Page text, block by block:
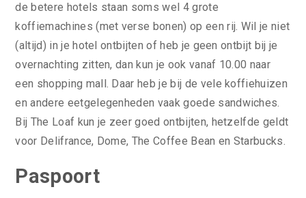
de betere hotels staan soms wel 4 grote
koffiemachines (met verse bonen) op een rij. Wil je niet
(altijd) in je hotel ontbijten of heb je geen ontbijt bij je
overnachting zitten, dan kun je ook vanaf 10.00 naar
een shopping mall. Daar heb je bij de vele koffiehuizen
en andere eetgelegenheden vaak goede sandwiches.
Bij The Loaf kun je zeer goed ontbijten, hetzelfde geldt
voor Delifrance, Dome, The Coffee Bean en Starbucks.
Paspoort